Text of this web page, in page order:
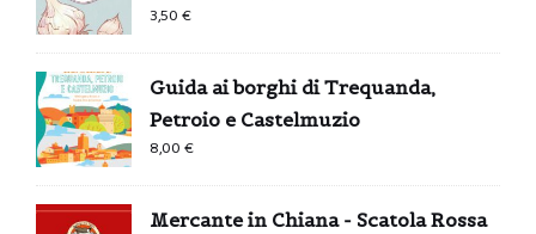
3,50€
Guida ai borghi di Trequanda,
Petroio e Castelmuzio
8,00€
Mercante in Chiana - Scatola Rossa